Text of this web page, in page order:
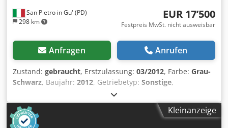
San Pietro in Gu' (PD)
298 km
EUR 17’500
Festpreis MwSt. nicht ausweisbar
Anfragen Anrufen
Zustand: gebraucht, Erstzulassung: 03/2012, Farbe: Grau-
Schwarz, Baujahr: 2012, Getriebetyp: Sonstige,
KENNZEICHEN: AH12361 BEZEICHNUNG: AUFLIEGENDER
AUFLADER-ANHÄNGER ATLAS, SANDGESTRAHLT UND NEU
LACKIERT REFERENZ: 25R02 JAHR: 03/2012 ACHSEN: 2
RADSTAND: 4800 MAXIMALE LÄNGE: 9,16 m HERKUNFT:
Kleinanzeige